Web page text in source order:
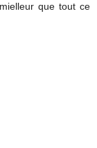
que tout ce